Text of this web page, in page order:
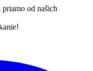
od našich